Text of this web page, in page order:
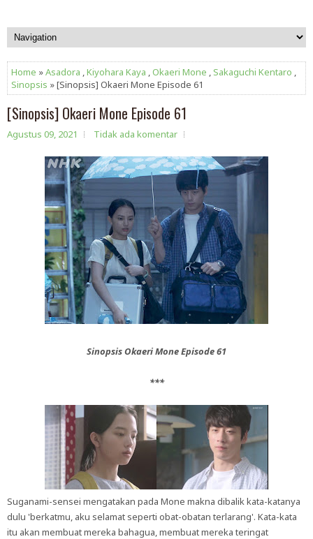
Home »Asadora ,Kiyohara Kaya ,Okaeri Mone , Sakaguchi Kentaro ,
Sinopsis » [Sinopsis] Okaeri Mone Episode 61
[Sinopsis] Okaeri Mone Episode 61
Agustus 09, 2021 Tidak ada komentar
Sinopsis Okaeri Mone Episode 61
***
Suganami-sensei mengatakan pada Mone makna dibalik kata-katanya
dulu 'berkatmu, aku selamat seperti obat-obatan terlarang'. Kata-kata
itu akan membuat mereka bahagua, membuat mereka teringat